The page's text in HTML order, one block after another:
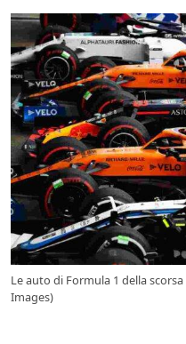
Le auto di Formula 1 della
Images)